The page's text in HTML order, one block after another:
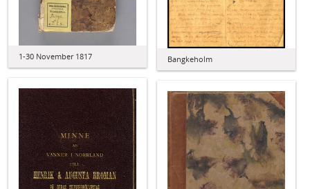
1-30 November 1817 Bangkeholm